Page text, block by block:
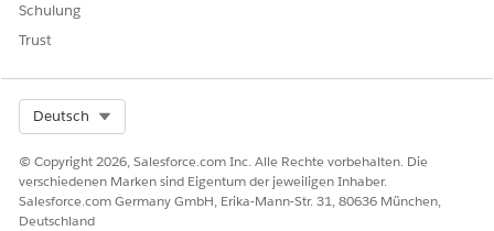
Schulung
Trust
Deutsch
© Copyright 2026, Salesforce.com Inc. Alle Rechte vorbehalten. Die
verschiedenen Marken sind Eigentum der jeweiligen Inhaber.
Salesforce.com Germany GmbH, Erika-Mann-Str. 31, 80636 München,
Deutschland